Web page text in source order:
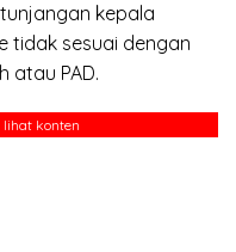
kepala
tidak sesuai dengan
atau PAD.
konten